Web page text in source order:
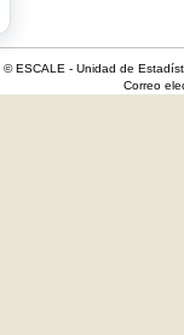
© ESCALE - Unidad de
Correo